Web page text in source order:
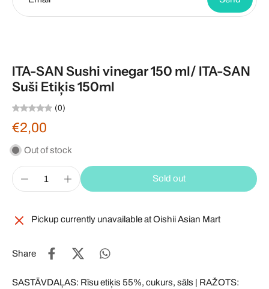
ITA-SAN Sushi vinegar 150 ml/ ITA-SAN
Suši Etiķis 150ml
(0)
€2,00
Out of stock
Sold out
Pickup currently unavailable atOishii Asian Mart
Share
SASTĀVDAĻAS: Rīsu etiķis 55%, cukurs, sāls | RAŽOTS: